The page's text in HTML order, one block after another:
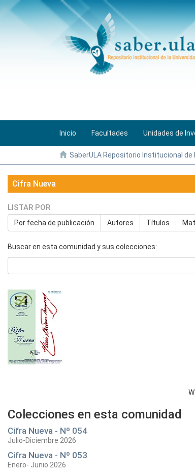
Inicio Facultades Unidades de
SaberULA Repositorio Institucional de
Cifra Nueva
LISTAR POR
Por fecha de publicación Autores Títulos
Buscar en esta comunidad y sus colecciones:
Colecciones en esta comunidad
Cifra Nueva - Nº 054
Julio-Diciembre 2026
Cifra Nueva - Nº 053
Enero- Junio 2026